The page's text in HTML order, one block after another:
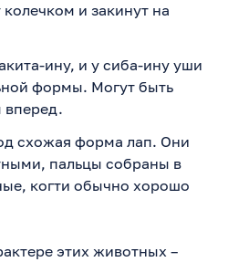
колечком и закинут на
ину, и у сиба-ину уши
формы. Могут быть
вперед.
схожая форма лап. Они
пальцы собраны в
когти обычно хорошо
этих животных –